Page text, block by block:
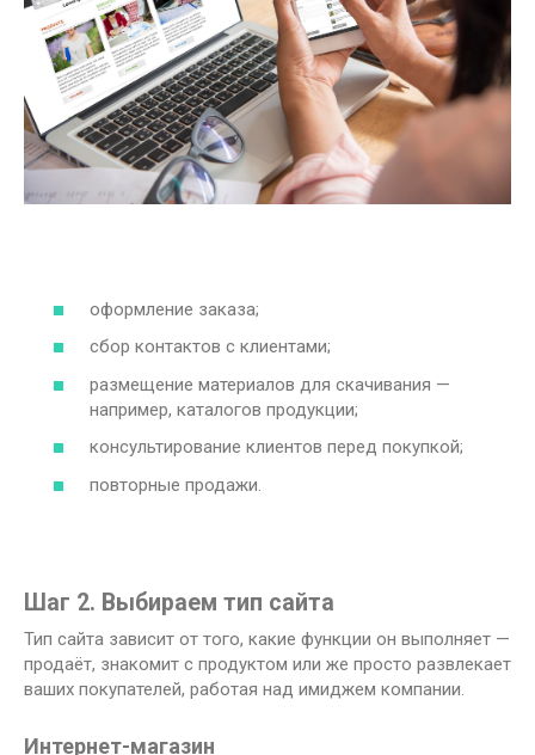
оформление заказа;
сбор контактов с клиентами;
размещение материалов для скачивания —
например, каталогов продукции;
консультирование клиентов перед покупкой;
повторные продажи.
Шаг 2. Выбираем тип сайта
Тип сайта зависит от того, какие функции он выполняет —
продаёт, знакомит с продуктом или же просто развлекает
ваших покупателей, работая над имиджем компании.
Интернет-магазин